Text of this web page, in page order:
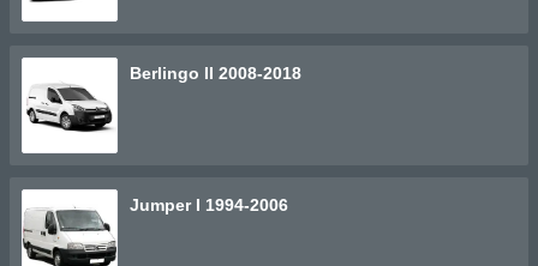
Berlingo II 2008-2018
Jumper I 1994-2006